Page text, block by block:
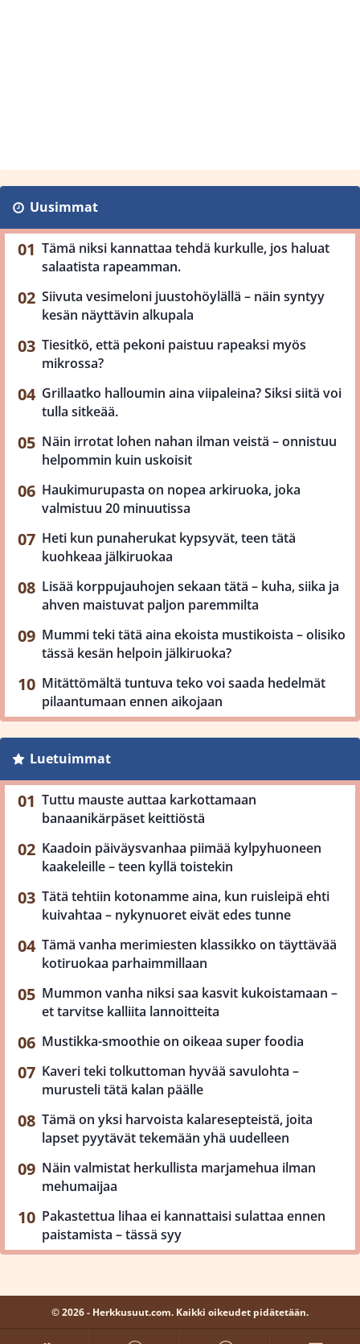
Uusimmat
Tämä niksi kannattaa tehdä kurkulle, jos haluat
salaatista rapeamman.
Siivuta vesimeloni juustohöylällä – näin syntyy
kesän näyttävin alkupala
Tiesitkö, että pekoni paistuu rapeaksi myös
mikrossa?
Grillaatko halloumin aina viipaleina? Siksi siitä voi
tulla sitkeää.
Näin irrotat lohen nahan ilman veistä – onnistuu
helpommin kuin uskoisit
Haukimurupasta on nopea arkiruoka, joka
valmistuu 20 minuutissa
Heti kun punaherukat kypsyvät, teen tätä
kuohkeaa jälkiruokaa
Lisää korppujauhojen sekaan tätä – kuha, siika ja
ahven maistuvat paljon paremmilta
Mummi teki tätä aina ekoista mustikoista – olisiko
tässä kesän helpoin jälkiruoka?
Mitättömältä tuntuva teko voi saada hedelmät
pilaantumaan ennen aikojaan
Luetuimmat
Tuttu mauste auttaa karkottamaan
banaanikärpäset keittiöstä
Kaadoin päiväysvanhaa piimää kylpyhuoneen
kaakeleille – teen kyllä toistekin
Tätä tehtiin kotonamme aina, kun ruisleipä ehti
kuivahtaa – nykynuoret eivät edes tunne
Tämä vanha merimiesten klassikko on täyttävää
kotiruokaa parhaimmillaan
Mummon vanha niksi saa kasvit kukoistamaan –
et tarvitse kalliita lannoitteita
Mustikka-smoothie on oikeaa super foodia
Kaveri teki tolkuttoman hyvää savulohta –
murusteli tätä kalan päälle
Tämä on yksi harvoista kalaresepteistä, joita
lapset pyytävät tekemään yhä uudelleen
Näin valmistat herkullista marjamehua ilman
mehumaijaa
Pakastettua lihaa ei kannattaisi sulattaa ennen
paistamista – tässä syy
© 2026 - Herkkusuut.com. Kaikki oikeudet pidätetään.